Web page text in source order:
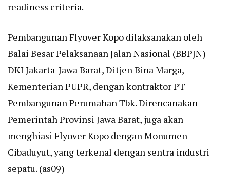
readiness criteria.
Pembangunan Flyover Kopo dilaksanakan oleh
Balai Besar Pelaksanaan Jalan Nasional (BBPJN)
DKI Jakarta-Jawa Barat, Ditjen Bina Marga,
Kementerian PUPR, dengan kontraktor PT
Pembangunan Perumahan Tbk. Direncanakan
Pemerintah Provinsi Jawa Barat, juga akan
menghiasi Flyover Kopo dengan Monumen
Cibaduyut, yang terkenal dengan sentra industri
sepatu. (as09)